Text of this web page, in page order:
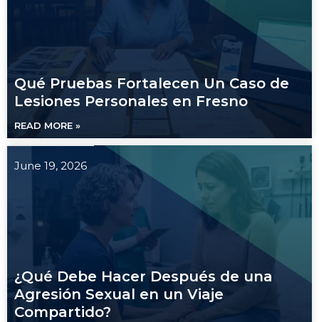
Qué Pruebas Fortalecen Un Caso de
Lesiones Personales en Fresno
READ MORE »
¿Qué Debe Hacer Después de una
Agresión Sexual en un Viaje
Compartido?
June 19, 2026